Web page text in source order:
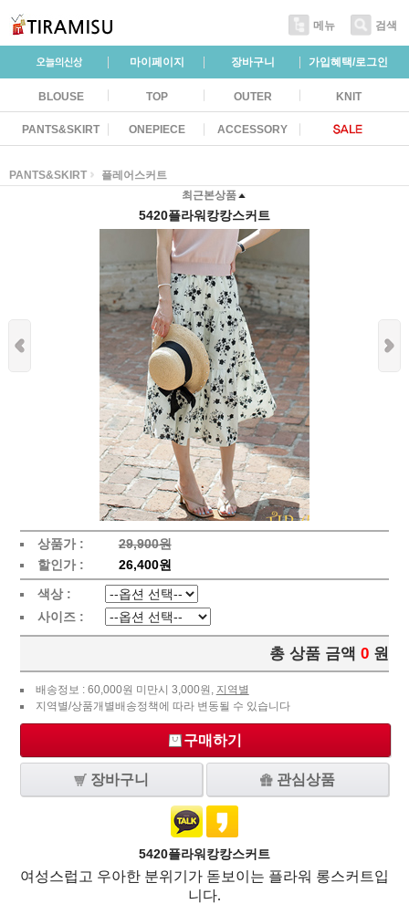
메뉴 검색
마이페이지 장바구니 가입혜택/로그인
BLOUSE TOP OUTER KNIT
PANTS&SKIRT ONEPIECE ACCESSORY
PANTS&SKIRT
플레어스커트
최근본상품
5420플라워캉캉스커트
상품가 :
29,900원
할인가 :
26,400원
색상 :
사이즈 :
총 상품 금액 0 원
배송정보 : 60,000원 미만시 3,000원, 지역별
지역별/상품개별배송정책에 따라 변동될 수 있습니다
구매하기
장바구니 관심상품
5420플라워캉캉스커트
여성스럽고 우아한 분위기가 돋보이는 플라워 롱스커트입
니다.